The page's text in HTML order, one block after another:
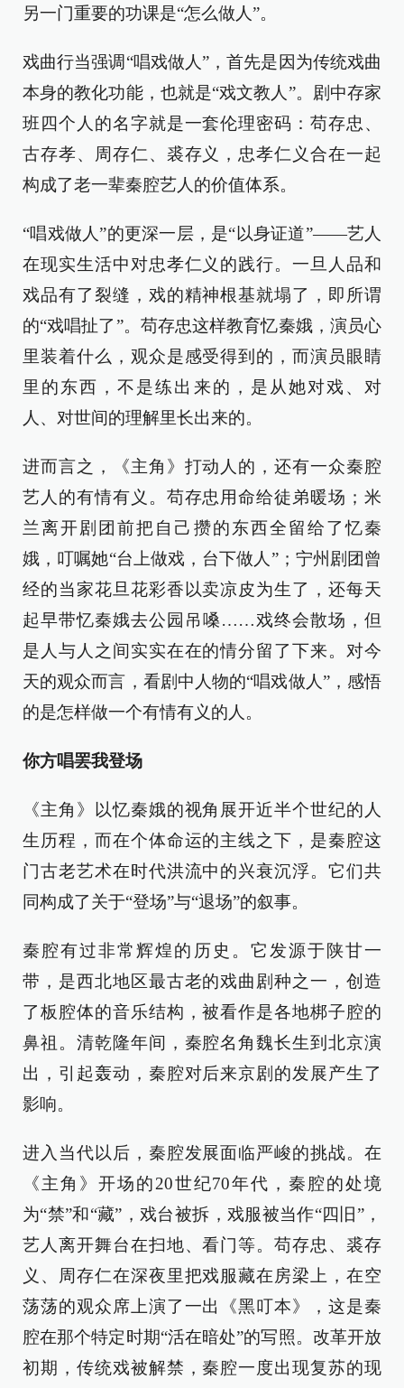
另一门重要的功课是“怎么做人”。
戏曲行当强调“唱戏做人”，首先是因为传统戏曲
本身的教化功能，也就是“戏文教人”。剧中存家
班四个人的名字就是一套伦理密码：苟存忠、
古存孝、周存仁、裘存义，忠孝仁义合在一起
构成了老一辈秦腔艺人的价值体系。
“唱戏做人”的更深一层，是“以身证道”——艺人
在现实生活中对忠孝仁义的践行。一旦人品和
戏品有了裂缝，戏的精神根基就塌了，即所谓
的“戏唱扯了”。苟存忠这样教育忆秦娥，演员心
里装着什么，观众是感受得到的，而演员眼睛
里的东西，不是练出来的，是从她对戏、对
人、对世间的理解里长出来的。
进而言之，《主角》打动人的，还有一众秦腔
艺人的有情有义。苟存忠用命给徒弟暖场；米
兰离开剧团前把自己攒的东西全留给了忆秦
娥，叮嘱她“台上做戏，台下做人”；宁州剧团曾
经的当家花旦花彩香以卖凉皮为生了，还每天
起早带忆秦娥去公园吊嗓……戏终会散场，但
是人与人之间实实在在的情分留了下来。对今
天的观众而言，看剧中人物的“唱戏做人”，感悟
的是怎样做一个有情有义的人。
你方唱罢我登场
《主角》以忆秦娥的视角展开近半个世纪的人
生历程，而在个体命运的主线之下，是秦腔这
门古老艺术在时代洪流中的兴衰沉浮。它们共
同构成了关于“登场”与“退场”的叙事。
秦腔有过非常辉煌的历史。它发源于陕甘一
带，是西北地区最古老的戏曲剧种之一，创造
了板腔体的音乐结构，被看作是各地梆子腔的
鼻祖。清乾隆年间，秦腔名角魏长生到北京演
出，引起轰动，秦腔对后来京剧的发展产生了
影响。
进入当代以后，秦腔发展面临严峻的挑战。在
《主角》开场的20世纪70年代，秦腔的处境
为“禁”和“藏”，戏台被拆，戏服被当作“四旧”，
艺人离开舞台在扫地、看门等。苟存忠、裘存
义、周存仁在深夜里把戏服藏在房梁上，在空
荡荡的观众席上演了一出《黑叮本》，这是秦
腔在那个特定时期“活在暗处”的写照。改革开放
初期，传统戏被解禁，秦腔一度出现复苏的现